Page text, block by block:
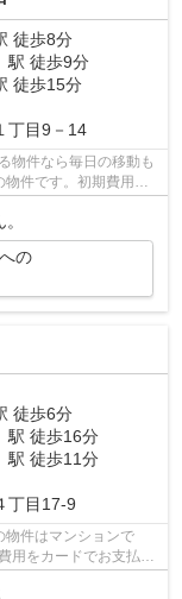
徒歩8分
駅 徒歩9分
徒歩15分
丁目9－14
物件なら毎日の移動も
件です。初期費用の
の
徒歩6分
駅 徒歩16分
駅 徒歩11分
丁目17-9
物件はマンションで
用をカードでお支払い